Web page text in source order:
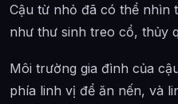
Cậu từ nhỏ đã có thể nhìn
như thư sinh treo cổ, thủy
Môi trường gia đình của
phía linh vị để ăn nến, và